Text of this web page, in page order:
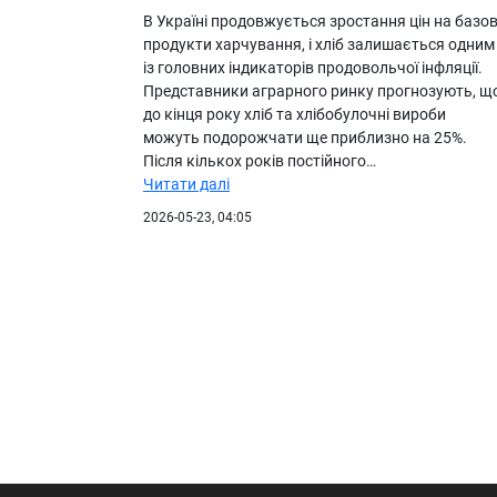
В Україні продовжується зростання цін на
продукти харчування, і хліб залишається одним
із головних індикаторів продовольчої інфляції.
Представники аграрного ринку прогнозують,
до кінця року хліб та хлібобулочні вироби
можуть подорожчати ще приблизно на 25%.
Після кількох років постійного…
Читати далі
2026-05-23, 04:05